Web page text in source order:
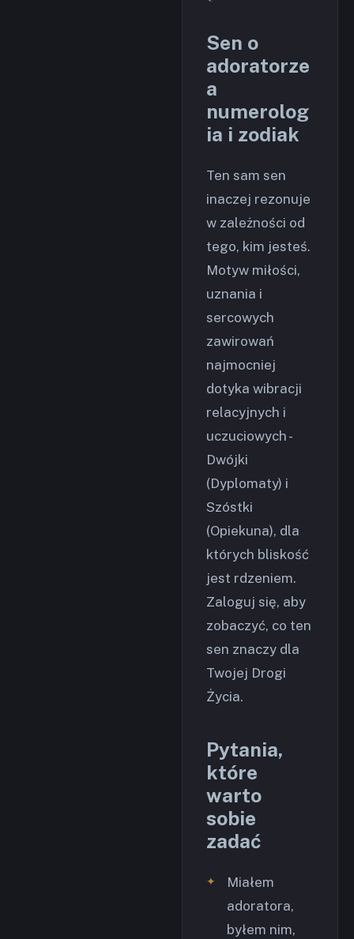
Sen o
adoratorze
a
numerolog
ia i zodiak
Ten sam sen
inaczej rezonuje
w zależności od
tego, kim jesteś.
Motyw miłości,
uznania i
sercowych
zawirowań
najmocniej
dotyka wibracji
relacyjnych i
uczuciowych -
Dwójki
(Dyplomaty) i
Szóstki
(Opiekuna), dla
których bliskość
jest rdzeniem.
Zaloguj się, aby
zobaczyć, co ten
sen znaczy dla
Twojej Drogi
Życia.
Pytania,
które
warto
sobie
zadać
Miałem
adoratora,
byłem nim,